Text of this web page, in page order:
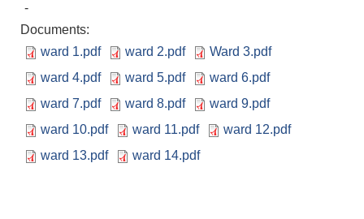
-
Documents:
ward 1.pdf
ward 2.pdf
Ward 3.pdf
ward 4.pdf
ward 5.pdf
ward 6.pdf
ward 7.pdf
ward 8.pdf
ward 9.pdf
ward 10.pdf
ward 11.pdf
ward 12.pdf
ward 13.pdf
ward 14.pdf